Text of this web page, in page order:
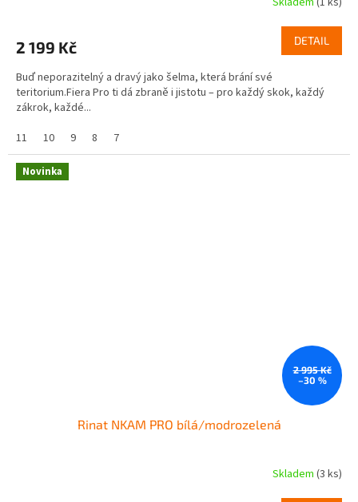
2 199 Kč DETAIL
Buď neporazitelný a dravý jako šelma, která brání své
teritorium.Fiera Pro ti dá zbraně i jistotu – pro každý skok, každý
zákrok, každé...
11
10 9 8 7
Novinka
2 995 Kč
–30 %
Rinat NKAM PRO bílá/modrozelená
Skladem (3 ks)